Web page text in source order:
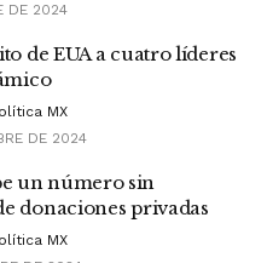
DE 2024
de EUA a cuatro líderes
MX
DE 2024
un número sin
donaciones privadas
MX